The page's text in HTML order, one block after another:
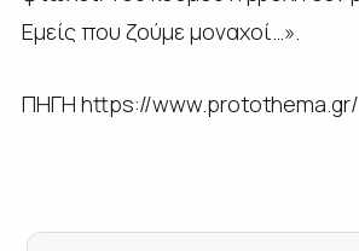
Εμείς που ζούμε μοναχοί…».
ΠΗΓΗ https://www.protothema.gr/